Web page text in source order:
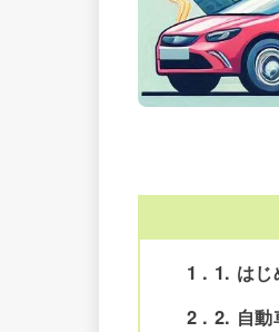
1
1. はじ
2
2. 自動